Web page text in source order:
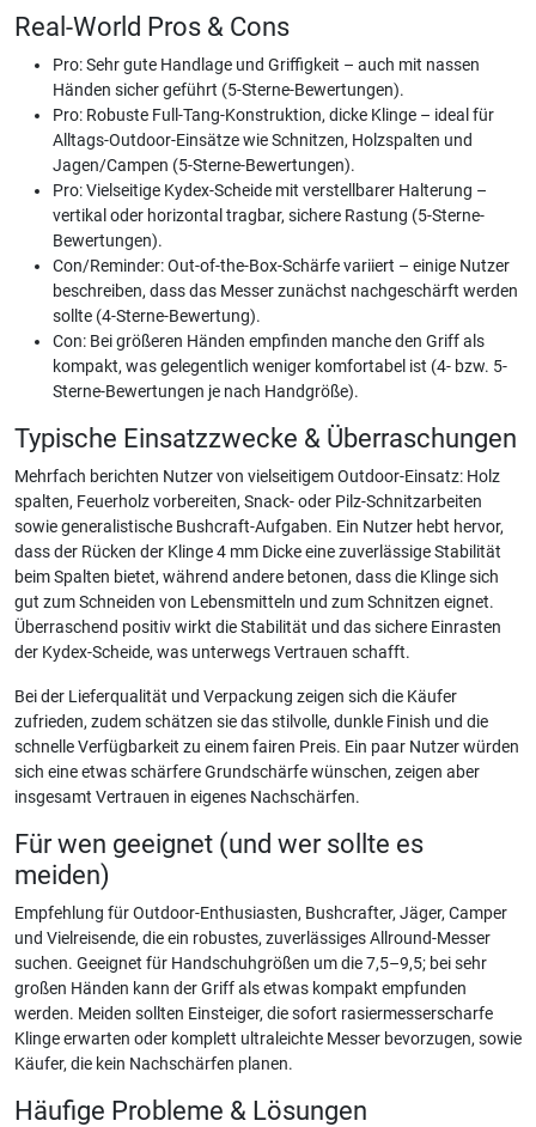
Real-World Pros & Cons
Pro: Sehr gute Handlage und Griffigkeit – auch mit nassen
Händen sicher geführt (5-Sterne-Bewertungen).
Pro: Robuste Full-Tang-Konstruktion, dicke Klinge – ideal für
Alltags-Outdoor-Einsätze wie Schnitzen, Holzspalten und
Jagen/Campen (5-Sterne-Bewertungen).
Pro: Vielseitige Kydex-Scheide mit verstellbarer Halterung –
vertikal oder horizontal tragbar, sichere Rastung (5-Sterne-
Bewertungen).
Con/Reminder: Out-of-the-Box-Schärfe variiert – einige Nutzer
beschreiben, dass das Messer zunächst nachgeschärft werden
sollte (4-Sterne-Bewertung).
Con: Bei größeren Händen empfinden manche den Griff als
kompakt, was gelegentlich weniger komfortabel ist (4- bzw. 5-
Sterne-Bewertungen je nach Handgröße).
Typische Einsatzzwecke & Überraschungen
Mehrfach berichten Nutzer von vielseitigem Outdoor-Einsatz: Holz
spalten, Feuerholz vorbereiten, Snack- oder Pilz-Schnitzarbeiten
sowie generalistische Bushcraft-Aufgaben. Ein Nutzer hebt hervor,
dass der Rücken der Klinge 4 mm Dicke eine zuverlässige Stabilität
beim Spalten bietet, während andere betonen, dass die Klinge sich
gut zum Schneiden von Lebensmitteln und zum Schnitzen eignet.
Überraschend positiv wirkt die Stabilität und das sichere Einrasten
der Kydex-Scheide, was unterwegs Vertrauen schafft.
Bei der Lieferqualität und Verpackung zeigen sich die Käufer
zufrieden, zudem schätzen sie das stilvolle, dunkle Finish und die
schnelle Verfügbarkeit zu einem fairen Preis. Ein paar Nutzer würden
sich eine etwas schärfere Grundschärfe wünschen, zeigen aber
insgesamt Vertrauen in eigenes Nachschärfen.
Für wen geeignet (und wer sollte es
meiden)
Empfehlung für Outdoor-Enthusiasten, Bushcrafter, Jäger, Camper
und Vielreisende, die ein robustes, zuverlässiges Allround-Messer
suchen. Geeignet für Handschuhgrößen um die 7,5–9,5; bei sehr
großen Händen kann der Griff als etwas kompakt empfunden
werden. Meiden sollten Einsteiger, die sofort rasiermesserscharfe
Klinge erwarten oder komplett ultraleichte Messer bevorzugen, sowie
Käufer, die kein Nachschärfen planen.
Häufige Probleme & Lösungen